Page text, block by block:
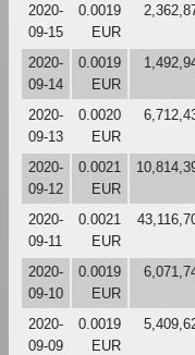
2020-
09-15
0.0019
EUR
2020-
09-14
0.0019
EUR
2020-
09-13
0.0020
EUR
2020-
09-12
0.0021
EUR
2020-
09-11
0.0021
EUR
2020-
09-10
0.0019
EUR
2020-
09-09
0.0019
EUR